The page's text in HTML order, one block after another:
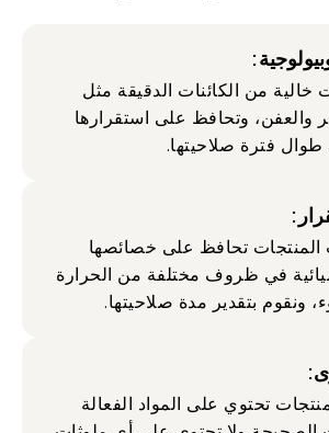
خالية من الكائنات الدقيقة مثل
والعفن، وتحافظ على استقرارها
طوال فترة صلاحيتها.
المنتجات تحافظ على خصائصها
في ظروف مختلفة من الحرارة
ونقوم بتقدير مدة صلاحيتها.
تحتوي على المواد الفعالة